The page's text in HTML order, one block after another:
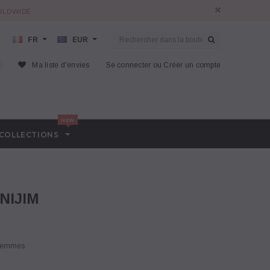
EUR
FR
Ma liste d'envies Se connecter ou Créer un compte
COLLECTIONS